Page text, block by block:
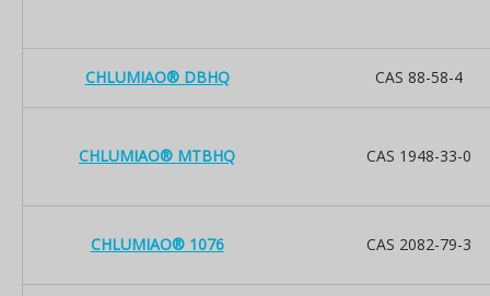
CHLUMIAO® DBHQ CAS 88-58-4
CHLUMIAO® MTBHQ CAS 1948-33-0
CHLUMIAO® 1076 CAS 2082-79-3